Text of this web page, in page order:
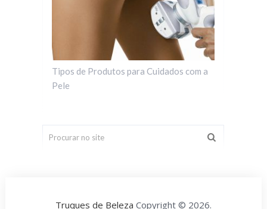
Tipos de Produtos para Cuidados com a
Pele
Truques de Beleza Copyright © 2026.